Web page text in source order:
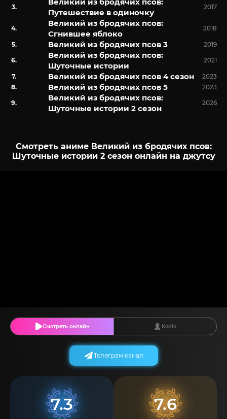
Путешествие в одиночку
2017
Великий из бродячих псов:
Сгнившее яблоко
2018
Великий из бродячих псов 3 2019
Великий из бродячих псов:
Шуточные истории
2021
Великий из бродячих псов 4 сезон 2023
Великий из бродячих псов 5 2023
Великий из бродячих псов:
Шуточные истории 2 сезон
2026
Смотреть аниме Великий из бродячих псов:
Шуточные истории 2 сезон онлайн на джутсу
Смотреть онлайн Kodik
7.3 7.6
Телеграм канал